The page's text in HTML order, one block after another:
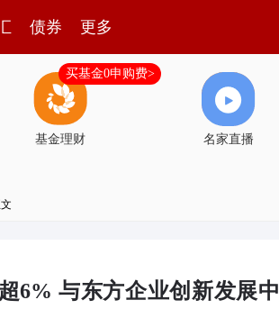
债券 更多
基金理财
买基金0申购费>
名家直播
6% 与东方企业创新发展中